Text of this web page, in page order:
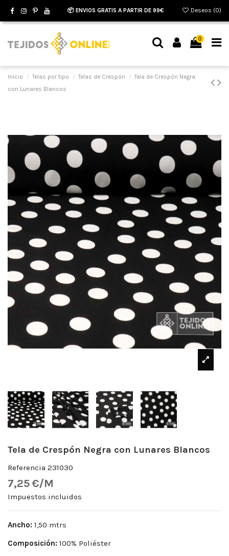
📦 ENVIOS GRATIS A PARTIR DE 99€ Deseos (0)
0
Inicio Telas por tipo Telas de Crespón
Tela de Crespón Negra
con Lunares Blancos
Tela de Crespón Negra con Lunares Blancos
Referencia 231030
7,25 €/M
Impuestos incluidos
Ancho: 1,50 mtrs
Composición: 100% Poliéster